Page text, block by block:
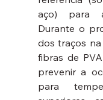
aço) para
Durante o
dos traços
fibras de
prevenir a
para